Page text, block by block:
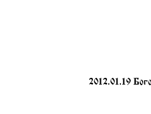
2012.01.19